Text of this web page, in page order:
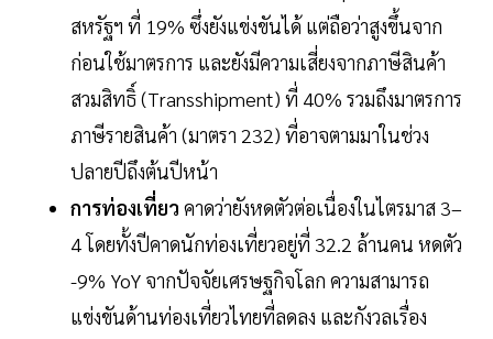
สหรัฐฯ ที่ 19% ซึ่งยังแข่งขันได้ แต่ถือว่าสูงขึ้นจาก
ก่อนใช้มาตรการ และยังมีความเสี่ยงจากภาษีสินค้า
สวมสิทธิ์ (Transshipment) ที่ 40% รวมถึงมาตรการ
ภาษีรายสินค้า (มาตรา 232) ที่อาจตามมาในช่วง
ปลายปีถึงต้นปีหน้า
การท่องเที่ยว คาดว่ายังหดตัวต่อเนื่องในไตรมาส 3–
4 โดยทั้งปีคาดนักท่องเที่ยวอยู่ที่ 32.2 ล้านคน หดตัว
-9% YoY จากปัจจัยเศรษฐกิจโลก ความสามารถ
แข่งขันด้านท่องเที่ยวไทยที่ลดลง และกังวลเรื่อง